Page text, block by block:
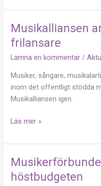
Musikalliansen
frilansare
Lämna en kommentar /
Musiker, sångare,
inom det offentligt stödda
Musikalliansen igen.
Musikalliansen
anställer
20
frilansare
Läs mer »
höstbudgeten
Musikerförbundet
recenserar
höstbudgeten